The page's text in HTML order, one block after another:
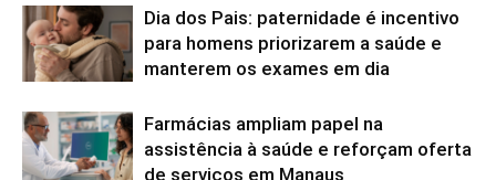
Dia dos Pais: paternidade é incentivo
para homens priorizarem a saúde e
manterem os exames em dia
Farmácias ampliam papel na
assistência à saúde e reforçam oferta
de serviços em Manaus